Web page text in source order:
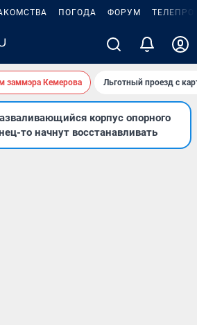
ПОГОДА ФОРУМ
заммэра Кемерова Льготный проезд с
корпус опорного
то начнут восстанавливать